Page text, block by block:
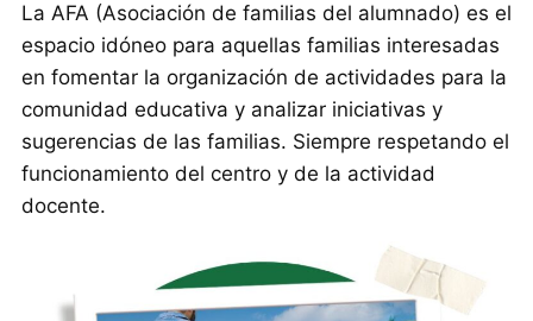
La AFA (Asociación de familias del alumnado) es el
espacio idóneo para aquellas familias interesadas
en fomentar la organización de actividades para la
comunidad educativa y analizar iniciativas y
sugerencias de las familias. Siempre respetando el
funcionamiento del centro y de la actividad
docente.